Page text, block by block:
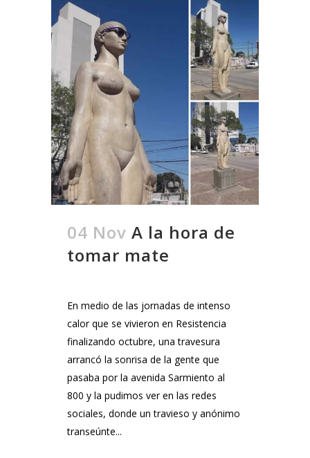
04 Nov A la hora de
tomar mate
En medio de las jornadas de intenso
calor que se vivieron en Resistencia
finalizando octubre, una travesura
arrancó la sonrisa de la gente que
pasaba por la avenida Sarmiento al
800 y la pudimos ver en las redes
sociales, donde un travieso y anónimo
transeúnte...